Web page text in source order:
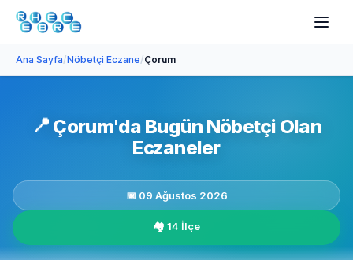
Ana Sayfa/Nöbetçi Eczane/Çorum
📍 Çorum'da Bugün Nöbetçi Olan
Eczaneler
📅 09 Ağustos 2026
🏘️ 14 İlçe